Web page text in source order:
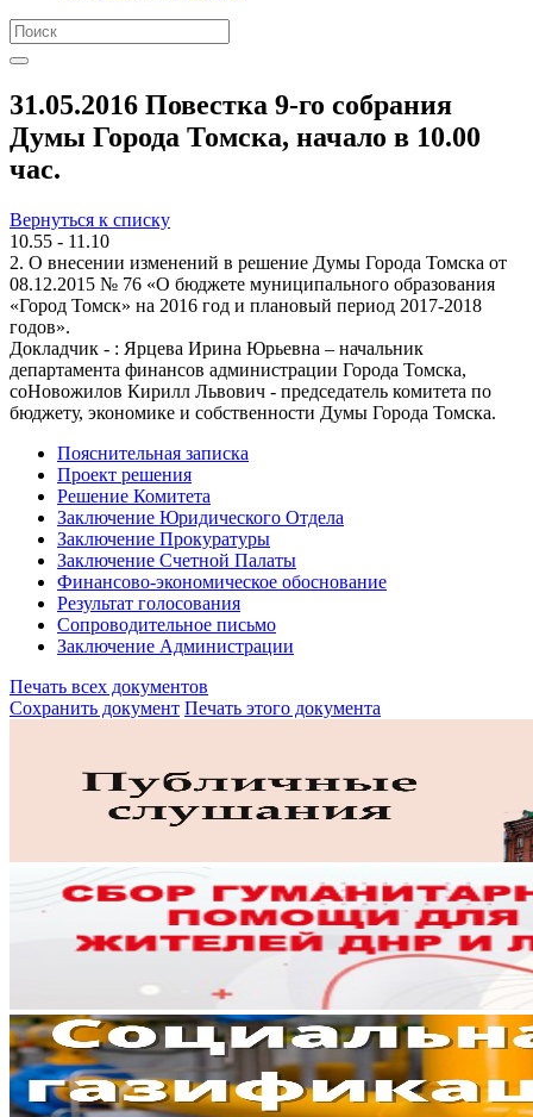
31.05.2016 Повестка 9-го собрания
Думы Города Томска, начало в 10.00
час.
Вернуться к списку
10.55 - 11.10
2. О внесении изменений в решение Думы Города Томска от
08.12.2015 № 76 «О бюджете муниципального образования
«Город Томск» на 2016 год и плановый период 2017-2018
годов».
Докладчик - : Ярцева Ирина Юрьевна – начальник
департамента финансов администрации Города Томска,
соНовожилов Кирилл Львович - председатель комитета по
бюджету, экономике и собственности Думы Города Томска.
Пояснительная записка
Проект решения
Решение Комитета
Заключение Юридического Отдела
Заключение Прокуратуры
Заключение Счетной Палаты
Финансово-экономическое обоснование
Результат голосования
Сопроводительное письмо
Заключение Администрации
Печать всех документов
Сохранить документ Печать этого документа